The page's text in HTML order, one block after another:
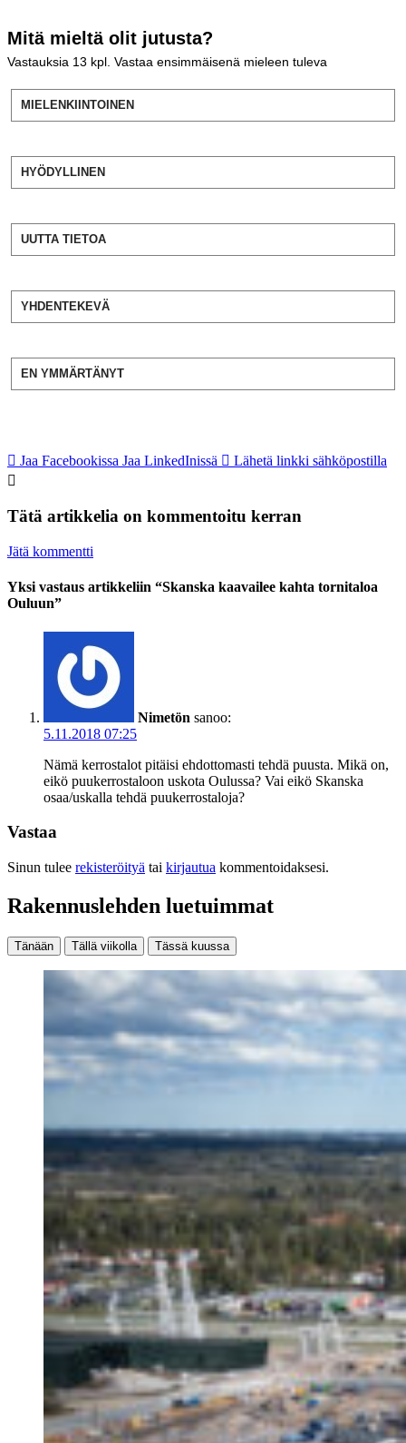
Mitä mieltä olit jutusta?
Vastauksia 13 kpl. Vastaa ensimmäisenä mieleen tuleva
MIELENKIINTOINEN
HYÖDYLLINEN
UUTTA TIETOA
YHDENTEKEVÄ
EN YMMÄRTÄNYT
Jaa Facebookissa Jaa LinkedInissä Lähetä linkki sähköpostilla
Tätä artikkelia on kommentoitu kerran
Jätä kommentti
Yksi vastaus artikkeliin “Skanska kaavailee kahta tornitaloa
Ouluun”
Nimetön sanoo:
5.11.2018 07:25
Nämä kerrostalot pitäisi ehdottomasti tehdä puusta. Mikä on,
eikö puukerrostaloon uskota Oulussa? Vai eikö Skanska
osaa/uskalla tehdä puukerrostaloja?
Vastaa
Sinun tulee rekisteröityä tai kirjautua kommentoidaksesi.
Rakennuslehden luetuimmat
Tänään Tällä viikolla Tässä kuussa